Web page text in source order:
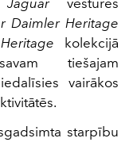
Daimler Heritage
kolekcijā
tiešajam
vairākos
starpību